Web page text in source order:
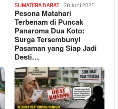
SUMATERA BARAT 20 Juni 2026
Pesona Matahari
Terbenam di Puncak
Panaroma Dua Koto:
Surga Tersembunyi
Pasaman yang Siap Jadi
Desti…